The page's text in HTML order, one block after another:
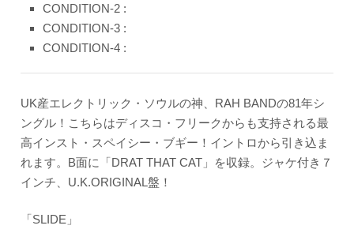
CONDITION-2 :
CONDITION-3 :
CONDITION-4 :
UK産エレクトリック・ソウルの神、RAH BANDの81年シ
ングル！こちらはディスコ・フリークからも支持される最
高インスト・スペイシー・ブギー！イントロから引き込ま
れます。B面に「DRAT THAT CAT」を収録。ジャケ付き７
インチ、U.K.ORIGINAL盤！
「SLIDE」